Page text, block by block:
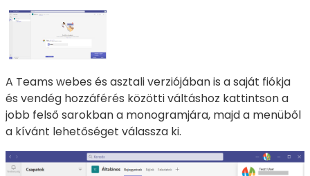
A Teams webes és asztali verziójában is a saját fiókja
és vendég hozzáférés közötti váltáshoz kattintson a
jobb felső sarokban a monogramjára, majd a menüből
a kívánt lehetőséget válassza ki.